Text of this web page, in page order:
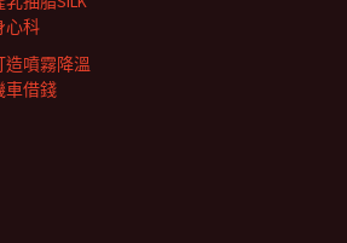
心科
造噴霧降溫
車借錢